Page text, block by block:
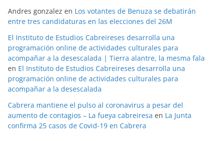
Andres gonzalez en Los votantes de Benuza se debatirán
entre tres candidaturas en las elecciones del 26M
El Instituto de Estudios Cabreireses desarrolla una
programación online de actividades culturales para
acompañar a la desescalada | Tierra alantre, la mesma fala
en El Instituto de Estudios Cabreireses desarrolla una
programación online de actividades culturales para
acompañar a la desescalada
Cabrera mantiene el pulso al coronavirus a pesar del
aumento de contagios – La fueya cabreiresa en La Junta
confirma 25 casos de Covid-19 en Cabrera